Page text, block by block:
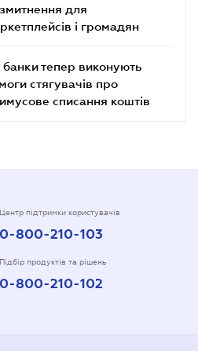
для
і громадян
тепер виконують
стягувачів про
списання коштів
Центр підтримки користувачів
0-800-210-103
Підбір продуктів та рішень
0-800-210-102